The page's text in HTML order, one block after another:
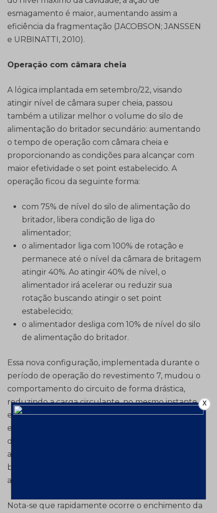
esmagamento é maior, aumentando assim a
eficiência da fragmentação (JACOBSON; JANSSEN
e URBINATTI, 2010).
Operação com câmara cheia
A lógica implantada em setembro/22, visando
atingir nível de câmara super cheia, passou
também a utilizar melhor o volume do silo de
alimentação do britador secundário: aumentando
o tempo de operação com câmara cheia e
proporcionando as condições para alcançar com
maior efetividade o set point estabelecido. A
operação ficou da seguinte forma:
com 75% de nível do silo de alimentação do
britador, libera condição de liga do
alimentador;
o alimentador liga com 100% de rotação e
permanece até o nível da câmara de britagem
atingir 40%. Ao atingir 40% de nível, o
alimentador irá acelerar ou reduzir sua
rotação buscando atingir o set point
estabelecido;
o alimentador desliga com 10% de nível do silo
de alimentação do britador.
Essa nova configuração, implementada durante o
período de operação do revestimento 7, mudou o
comportamento do circuito de forma drástica,
reduzindo a carga circulante, no mesmo instante
em que a câmara do britador passou a trabalhar,
efetivamente, próxima do set point. Como o
desempenho no britador secundário foi otimizado,
a mesma lógica foi replicada para os dois
britadores terciários, contribuindo ainda mais com
a melhoria do desempenho do circuito a seco.
Nota-se que rapidamente ocorre o enchimento da
X